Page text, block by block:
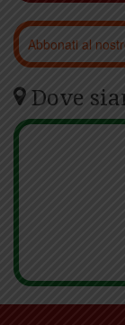
Abbonati al
Dove